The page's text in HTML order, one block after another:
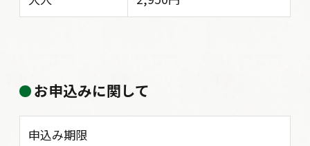
お申込みに関して
申込み期限